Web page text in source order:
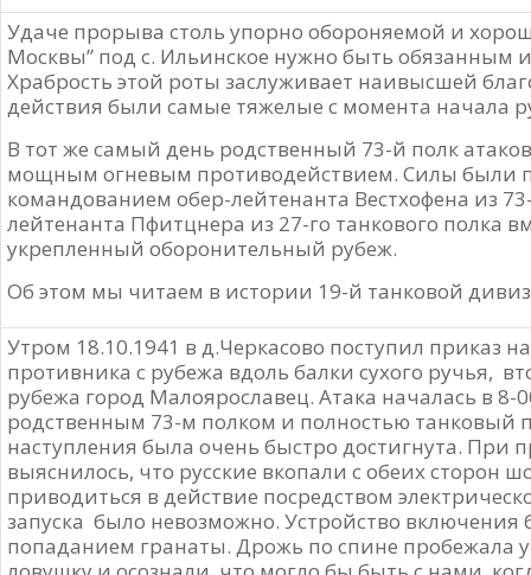
Удаче прорыва столь упорно обороняемой и
Москвы” под с. Ильинское нужно быть обязанным
Храбрость этой роты заслуживает наивысшей
действия были самые тяжелые с момента начала
В тот же самый день родственный 73-й полк
мощным огневым противодействием. Силы были
командованием обер-лейтенанта Вестхофена из
лейтенанта Пфитцнера из 27-го танкового полка
укрепленный оборонительный рубеж.
Об этом мы читаем в истории 19-й танковой
Утром 18.10.1941 в д.Черкасово поступил приказ
противника с рубежа вдоль балки сухого ручья,
рубежа город Малоярославец. Атака началась в 8-
родственным 73-м полком и полностью танковый
наступления была очень быстро достигнута.
выяснилось, что русские вкопали с обеих сторон
приводиться в действие посредством
запуска было невозможно. Устройство
попаданием гранаты. Дрожь по спине пробежала у